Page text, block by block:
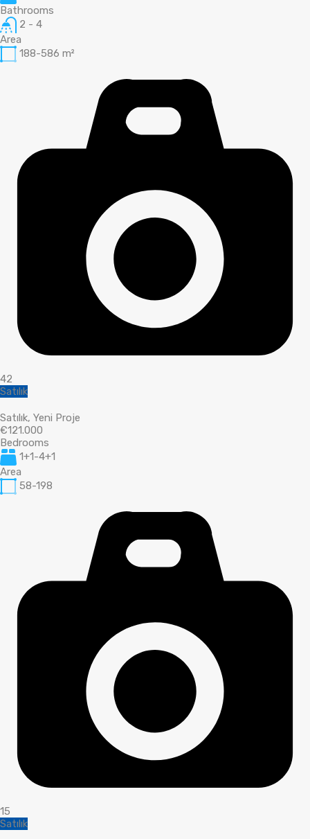
Bathrooms
2 - 4
Area
188-586 m²
42
Satılık
Satılık, Yeni Proje
€121.000
Bedrooms
1+1-4+1
Area
58-198
15
Satılık